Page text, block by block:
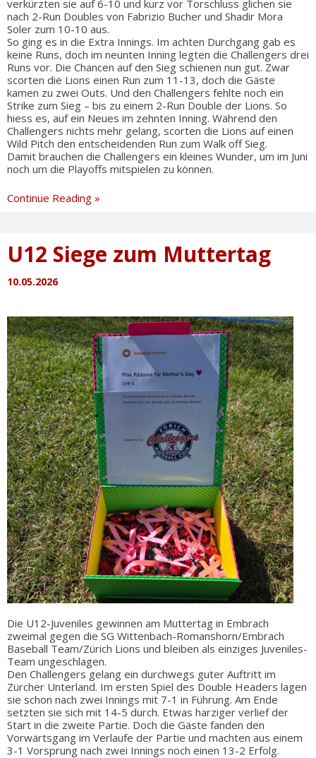
verkürzten sie auf 6-10 und kurz vor Torschluss glichen sie
nach 2-Run Doubles von Fabrizio Bucher und Shadir Mora
Soler zum 10-10 aus.
So ging es in die Extra Innings. Im achten Durchgang gab es
keine Runs, doch im neunten Inning legten die Challengers drei
Runs vor. Die Chancen auf den Sieg schienen nun gut. Zwar
scorten die Lions einen Run zum 11-13, doch die Gäste
kamen zu zwei Outs. Und den Challengers fehlte noch ein
Strike zum Sieg – bis zu einem 2-Run Double der Lions. So
hiess es, auf ein Neues im zehnten Inning. Während den
Challengers nichts mehr gelang, scorten die Lions auf einen
Wild Pitch den entscheidenden Run zum Walk off Sieg.
Damit brauchen die Challengers ein kleines Wunder, um im Juni
noch um die Playoffs mitspielen zu können.
Continue Reading »
Extra-
U12 Siege zum Muttertag
10.05.2026
Die U12-Juveniles gewinnen am Muttertag in Embrach
zweimal gegen die SG Wittenbach-Romanshorn/Embrach
Baseball Team/Zürich Lions und bleiben als einziges Juveniles-
Team ungeschlagen.
Den Challengers gelang ein durchwegs guter Auftritt im
Zürcher Unterland. Im ersten Spiel des Double Headers lagen
sie schon nach zwei Innings mit 7-1 in Führung. Am Ende
setzten sie sich mit 14-5 durch. Etwas harziger verlief der
Start in die zweite Partie. Doch die Gäste fanden den
Vorwärtsgang im Verlaufe der Partie und machten aus einem
3-1 Vorsprung nach zwei Innings noch einen 13-2 Erfolg.